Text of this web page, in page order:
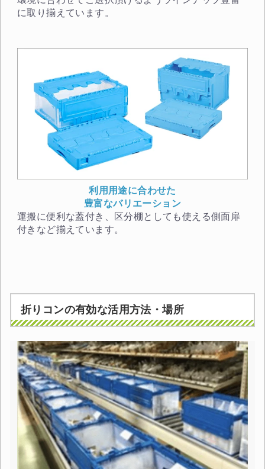
に取り揃えています。
利用用途に合わせた
豊富なバリエーション
運搬に便利な蓋付き、区分棚としても使える側面扉
付きなど揃えています。
折りコンの有効な活用方法・場所